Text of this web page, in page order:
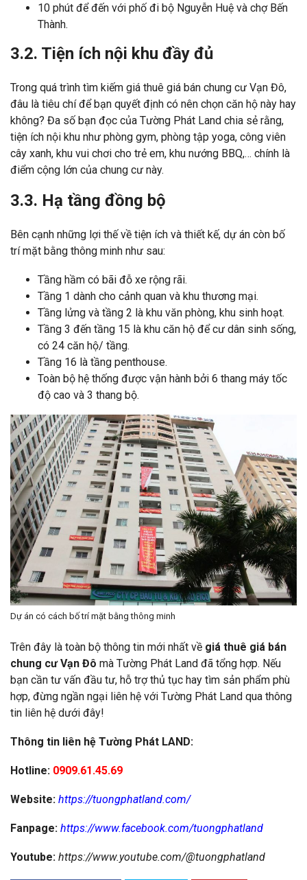
10 phút để đến với phố đi bộ Nguyễn Huệ và chợ Bến
Thành.
3.2. Tiện ích nội khu đầy đủ
Trong quá trình tìm kiếm giá thuê giá bán chung cư Vạn Đô,
đâu là tiêu chí để bạn quyết định có nên chọn căn hộ này hay
không? Đa số bạn đọc của Tường Phát Land chia sẻ rằng,
tiện ích nội khu như phòng gym, phòng tập yoga, công viên
cây xanh, khu vui chơi cho trẻ em, khu nướng BBQ,… chính là
điểm cộng lớn của chung cư này.
3.3. Hạ tầng đồng bộ
Bên cạnh những lợi thế về tiện ích và thiết kế, dự án còn bố
trí mặt bằng thông minh như sau:
Tầng hầm có bãi đỗ xe rộng rãi.
Tầng 1 dành cho cảnh quan và khu thương mại.
Tầng lửng và tầng 2 là khu văn phòng, khu sinh hoạt.
Tầng 3 đến tầng 15 là khu căn hộ để cư dân sinh sống,
có 24 căn hộ/ tầng.
Tầng 16 là tầng penthouse.
Toàn bộ hệ thống được vận hành bởi 6 thang máy tốc
độ cao và 3 thang bộ.
Dự án có cách bố trí mặt bằng thông minh
Trên đây là toàn bộ thông tin mới nhất về giá thuê giá bán
chung cư Vạn Đô mà Tường Phát Land đã tổng hợp. Nếu
bạn cần tư vấn đầu tư, hỗ trợ thủ tục hay tìm sản phẩm phù
hợp, đừng ngần ngại liên hệ với Tường Phát Land qua thông
tin liên hệ dưới đây!
Thông tin liên hệ Tường Phát LAND:
Hotline: 0909.61.45.69
Website: https://tuongphatland.com/
Fanpage: https://www.facebook.com/tuongphatland
Youtube: https://www.youtube.com/@tuongphatland